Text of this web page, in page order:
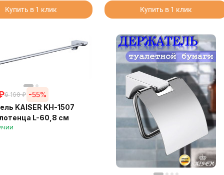
Купить в 1 клик Купить в 1 клик
6 160 ₽ -55%
KAISER KH-1507
L-60,8 см